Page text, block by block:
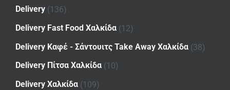
Delivery (136)
Delivery Fast Food Χαλκίδα (12)
Delivery Καφέ - Σάντουιτς Take Away Χαλκίδα (38)
Delivery Πίτσα Χαλκίδα (10)
Delivery Χαλκίδα (109)